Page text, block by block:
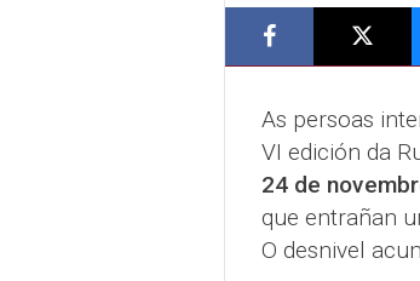
As persoas
VI edición da
24 de
que entrañan
O desnivel